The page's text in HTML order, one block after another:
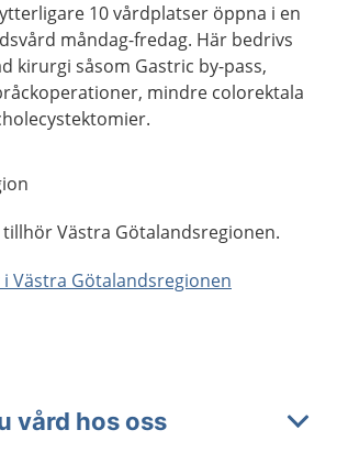
10 vårdplatser öppna i en
måndag-fredag. Här bedrivs
kirurgi såsom Gastric by-pass,
mindre colorektala
Västra Götalandsregionen.
Västra Götalandsregionen
vård hos oss